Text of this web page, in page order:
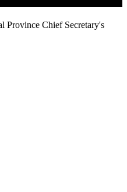
Province Chief Secretary's